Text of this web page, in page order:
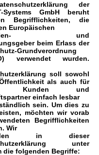
der
Systems GmbH beruht
Begrifflichkeiten, die
Europäischen
und
beim Erlass der
Grundverordnung
verwendet wurden.
soll sowohl
als auch für
Kunden und
einfach lesbar
sein. Um dies zu
möchten wir vorab
Begrifflichkeiten
Wir
in dieser
unter
die folgenden Begriffe: